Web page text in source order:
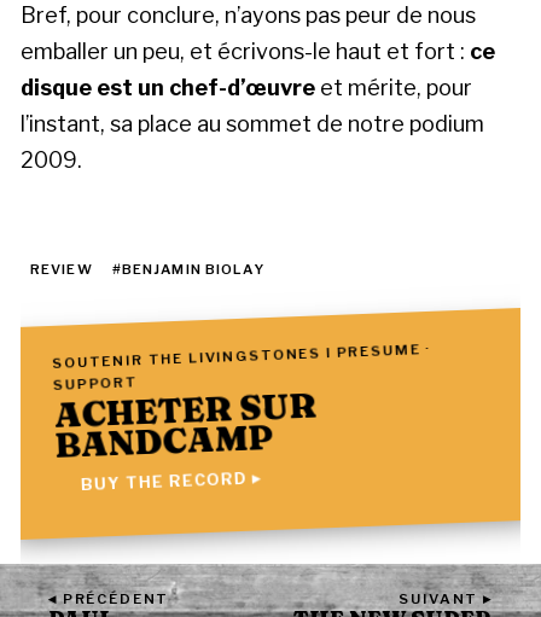
Bref, pour conclure, n’ayons pas peur de nous
emballer un peu, et écrivons-le haut et fort : ce
disque est un chef-d’œuvre et mérite, pour
l’instant, sa place au sommet de notre podium
2009.
REVIEW #BENJAMIN BIOLAY
SOUTENIR THE LIVINGSTONES I PRESUME ·
SUPPORT
ACHETER SUR
BANDCAMP
BUY THE RECORD ▸
◂ PRÉCÉDENT SUIVANT ▸